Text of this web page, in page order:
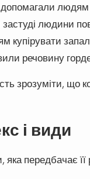
людям
людини
купірувати
речовину
зрозуміти, що
і види
яка передбачає